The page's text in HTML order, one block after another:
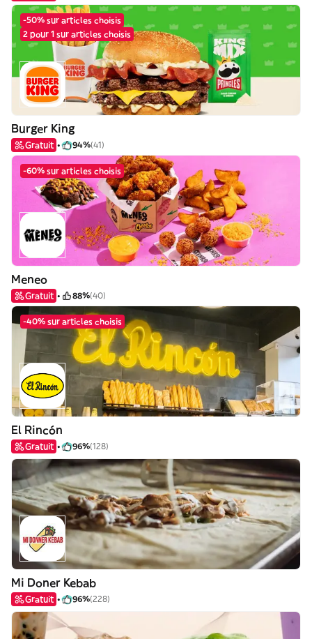
-50% sur articles choisis
2 pour 1 sur articles choisis
Burger King
Gratuit 94%(41)
-60% sur articles choisis
Meneo
Gratuit 88%(40)
-40% sur articles choisis
El Rincón
Gratuit 96%(128)
Mi Doner Kebab
Gratuit 96%(228)